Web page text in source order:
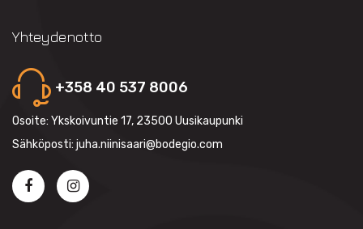
Yhteydenotto
+358 40 537 8006
Osoite: Ykskoivuntie 17, 23500 Uusikaupunki
Sähköposti: juha.niinisaari@bodegio.com